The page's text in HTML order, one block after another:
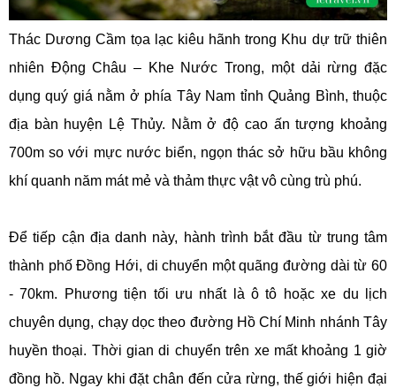
Thác Dương Cầm tọa lạc kiêu hãnh trong Khu dự trữ thiên
nhiên Động Châu – Khe Nước Trong, một dải rừng đặc
dụng quý giá nằm ở phía Tây Nam tỉnh Quảng Bình, thuộc
địa bàn huyện Lệ Thủy. Nằm ở độ cao ấn tượng khoảng
700m so với mực nước biển, ngọn thác sở hữu bầu không
khí quanh năm mát mẻ và thảm thực vật vô cùng trù phú.
Để tiếp cận địa danh này, hành trình bắt đầu từ trung tâm
thành phố Đồng Hới, di chuyển một quãng đường dài từ 60
- 70km. Phương tiện tối ưu nhất là ô tô hoặc xe du lịch
chuyên dụng, chạy dọc theo đường Hồ Chí Minh nhánh Tây
huyền thoại. Thời gian di chuyển trên xe mất khoảng 1 giờ
đồng hồ. Ngay khi đặt chân đến cửa rừng, thế giới hiện đại